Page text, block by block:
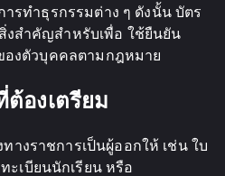
รทำธุรกรรมต่าง ๆ ดังนั้น บัตร
งสำคัญสำหรับเพื่อ ใช้ยืนยัน
องตัวบุคคลตามกฎหมาย
องเตรียม
างราชการเป็นผู้ออกให้ เช่น ใบ
ะเบียนนักเรียน หรือ